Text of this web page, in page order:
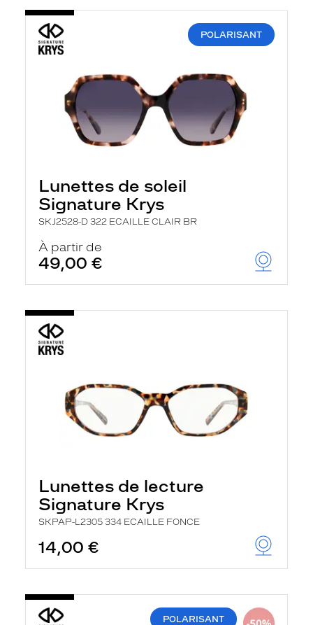
POLARISANT
Lunettes de soleil
Signature Krys
SKJ2528-D 322 ECAILLE CLAIR BR
À partir de
49,00 €
Lunettes de lecture
Signature Krys
SKPAP-L2305 334 ECAILLE FONCE
14,00 €
POLARISANT